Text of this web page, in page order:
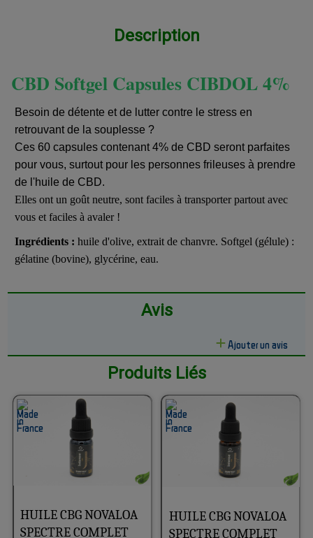
Description
CBD Softgel Capsules CIBDOL 4%
Besoin de détente et de lutter contre le stress en
retrouvant de la souplesse ?
Ces 60 capsules contenant 4% de CBD seront parfaites
pour vous, surtout pour les personnes frileuses à prendre
de l'huile de CBD.
Elles ont un goût neutre, sont faciles à transporter partout avec
vous et faciles à avaler !
Ingrédients : huile d'olive, extrait de chanvre. Softgel (gélule) :
gélatine (bovine), glycérine, eau.
Avis
Ajouter un avis
Produits Liés
HUILE CBG NOVALOA
SPECTRE COMPLET
HUILE CBG NOVALOA
SPECTRE COMPLET